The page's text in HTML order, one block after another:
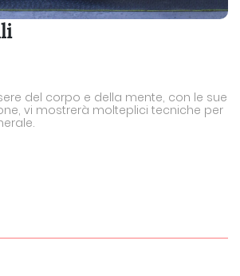
del corpo e della mente, con le sue
vi mostrerà molteplici tecniche per